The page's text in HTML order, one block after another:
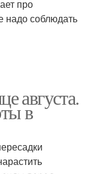
про
надо соблюдать
августа.
в